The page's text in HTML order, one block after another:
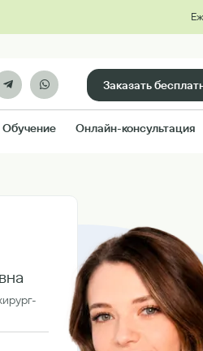
Заказать
Обучение Онлайн-консультация